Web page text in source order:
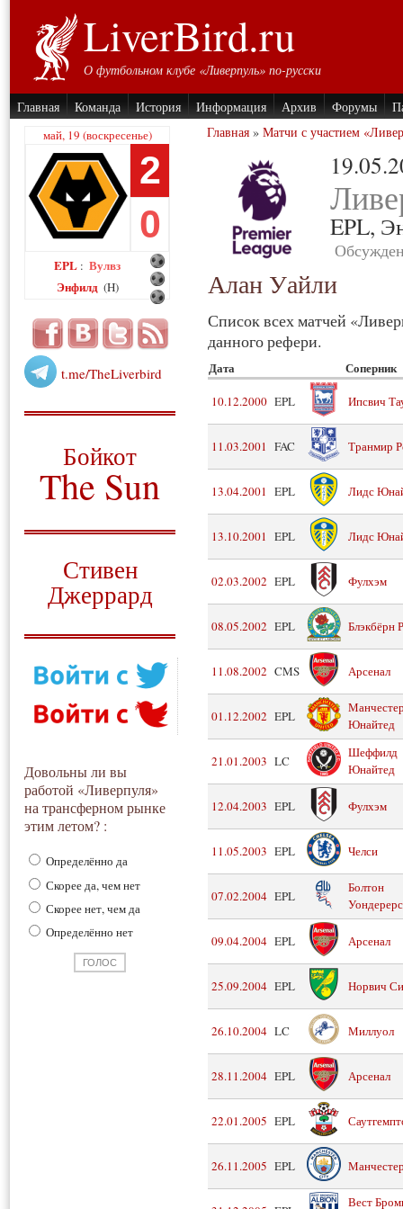
LiverBird.ru
О футбольном клубе «Ливерпуль» по-русски
Главная Команда История Информация Архив Форумы
май, 19 (воскресенье)
2
0
EPL : Вулвз
Энфилд (H)
t.me/TheLiverbird
Бойкот
The Sun
Стивен
Джеррард
Довольны ли вы
работой «Ливерпуля»
на трансферном рынке
этим летом? :
Определённо да
Скорее да, чем нет
Скорее нет, чем да
Определённо нет
Главная » Матчи с участием
EPL,
Алан Уайли
Список всех матчей
данного рефери.
Дата Соперник
10.12.2000 EPL Ипсвич
11.03.2001 FAC Транмир
13.04.2001 EPL Лидс
13.10.2001 EPL Лидс
02.03.2002 EPL Фулхэм
08.05.2002 EPL Блэкбёрн
11.08.2002 CMS Арсенал
01.12.2002 EPL
Юнайтед
21.01.2003 LC
Шеффилд
Юнайтед
12.04.2003 EPL Фулхэм
11.05.2003 EPL Челси
07.02.2004 EPL
Болтон
Уондерерс
09.04.2004 EPL Арсенал
25.09.2004 EPL Норвич
26.10.2004 LC Миллуол
28.11.2004 EPL Арсенал
22.01.2005 EPL
26.11.2005 EPL
Вест